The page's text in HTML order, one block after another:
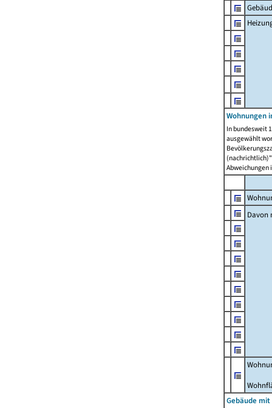
Wohnungen
In bundesweit
ausgewählt
Abweichungen
Davon
Gebäude